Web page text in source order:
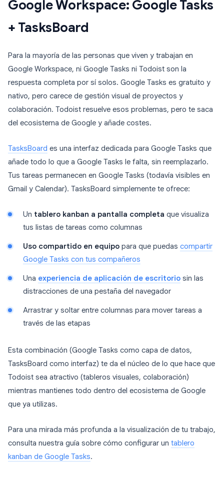
Google Workspace: Google Tasks
+ TasksBoard
Para la mayoría de las personas que viven y trabajan en
Google Workspace, ni Google Tasks ni Todoist son la
respuesta completa por sí solos. Google Tasks es gratuito y
nativo, pero carece de gestión visual de proyectos y
colaboración. Todoist resuelve esos problemas, pero te saca
del ecosistema de Google y añade costes.
TasksBoard es una interfaz dedicada para Google Tasks que
añade todo lo que a Google Tasks le falta, sin reemplazarlo.
Tus tareas permanecen en Google Tasks (todavía visibles en
Gmail y Calendar). TasksBoard simplemente te ofrece:
Un tablero kanban a pantalla completa que visualiza
tus listas de tareas como columnas
Uso compartido en equipo para que puedas compartir
Google Tasks con tus compañeros
Una experiencia de aplicación de escritorio sin las
distracciones de una pestaña del navegador
Arrastrar y soltar entre columnas para mover tareas a
través de las etapas
Esta combinación (Google Tasks como capa de datos,
TasksBoard como interfaz) te da el núcleo de lo que hace que
Todoist sea atractivo (tableros visuales, colaboración)
mientras mantienes todo dentro del ecosistema de Google
que ya utilizas.
Para una mirada más profunda a la visualización de tu trabajo,
consulta nuestra guía sobre cómo configurar un tablero
kanban de Google Tasks.